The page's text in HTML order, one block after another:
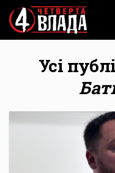
Перейти
до
основного
вмісту
Усі